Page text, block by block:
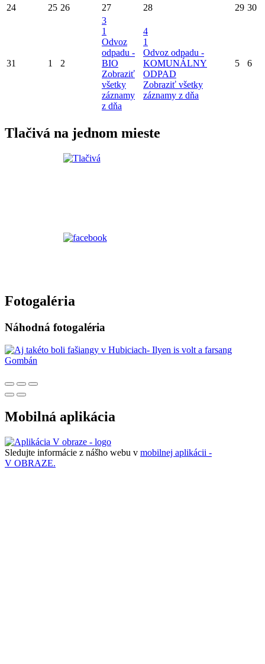
24 25 26 27 28 29 30
31 1 2
3
1
Odvoz
odpadu -
BIO
Zobraziť
všetky
záznamy
z dňa
4
1
Odvoz odpadu -
KOMUNÁLNY
ODPAD
Zobraziť všetky
záznamy z dňa
5 6
Tlačivá na jednom mieste
Fotogaléria
Náhodná fotogaléria
Mobilná aplikácia
Sledujte informácie z nášho webu v mobilnej aplikácii -
V OBRAZE.